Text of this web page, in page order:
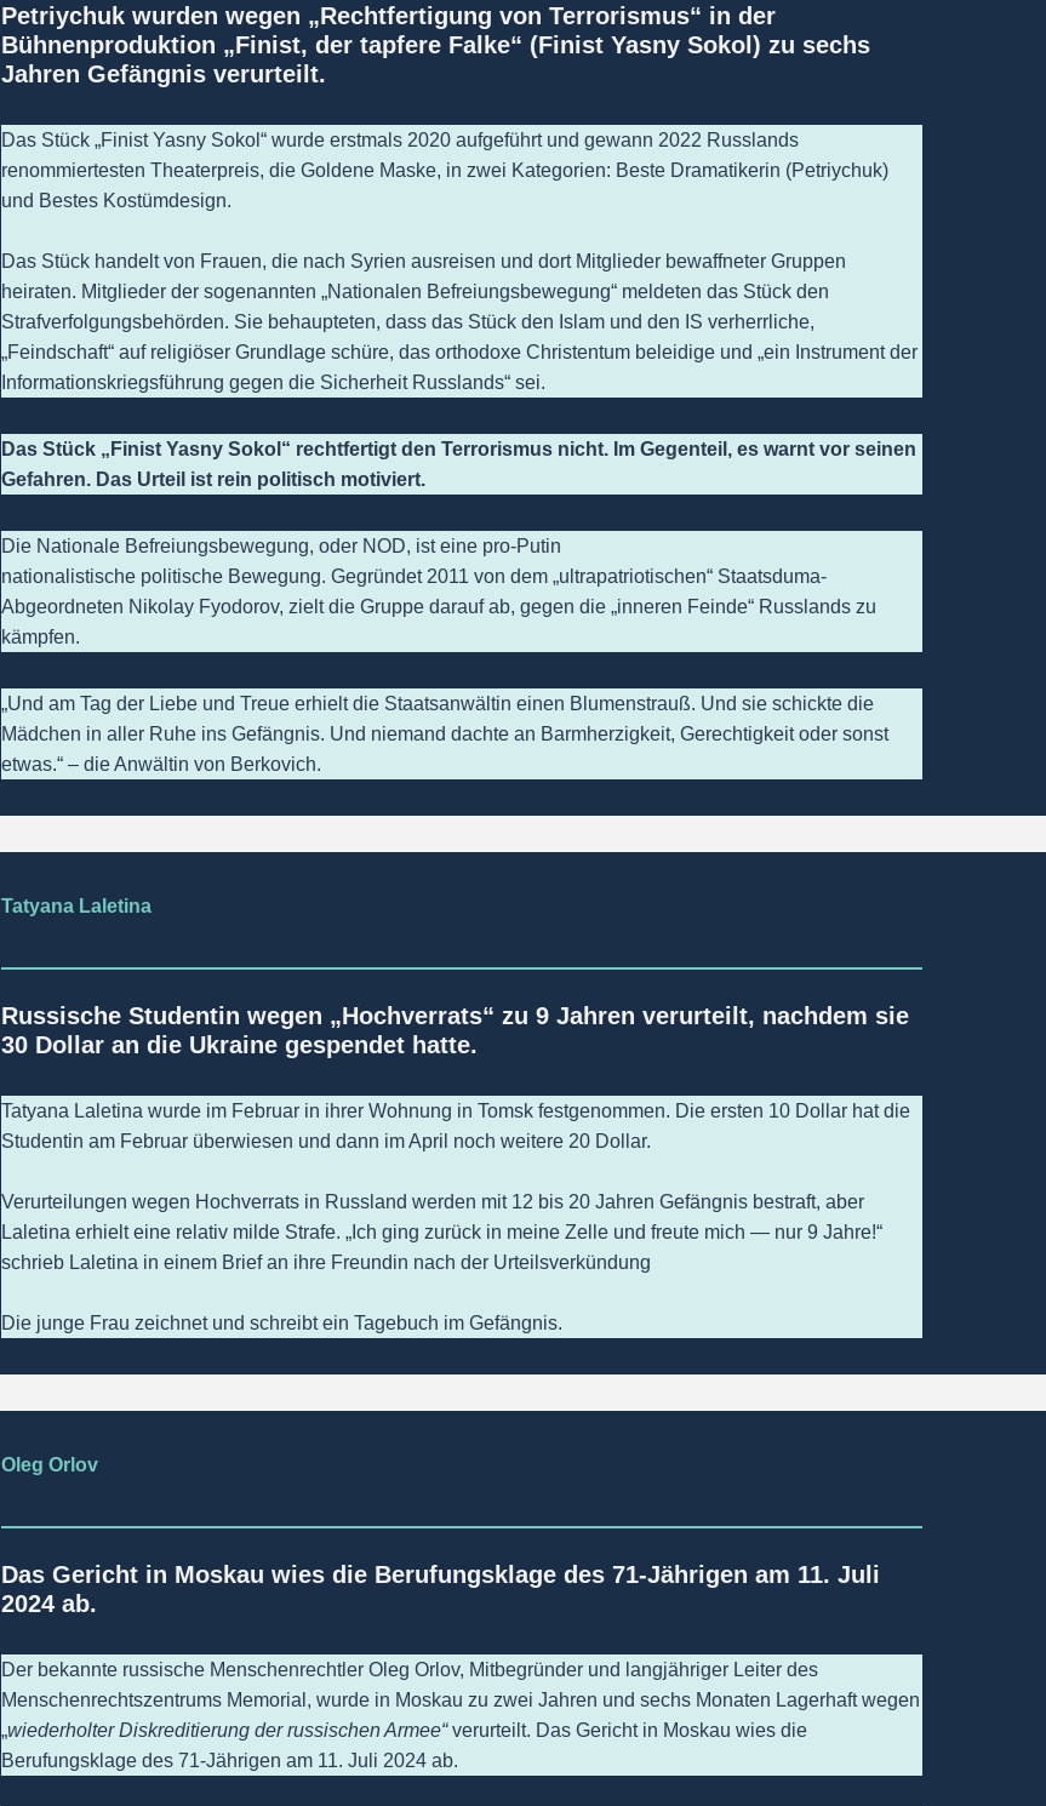
Petriychukwurden wegen „Rechtfertigung von Terrorismus“ in der
Bühnenproduktion „Finist, der tapfere Falke“ (Finist Yasny Sokol) zu sechs
Jahren Gefängnis verurteilt.
Das Stück „Finist Yasny Sokol“ wurde erstmals 2020 aufgeführt und gewann 2022 Russlands
renommiertesten Theaterpreis, die Goldene Maske, in zwei Kategorien: Beste Dramatikerin (Petriychuk)
und Bestes Kostümdesign.
Das Stück handelt von Frauen, die nach Syrien ausreisen und dort Mitglieder bewaffneter Gruppen
heiraten. Mitglieder der sogenannten „Nationalen Befreiungsbewegung“ meldeten das Stück den
Strafverfolgungsbehörden. Sie behaupteten, dass das Stück den Islam und den IS verherrliche,
„Feindschaft“ auf religiöser Grundlage schüre, das orthodoxe Christentum beleidige und „ein Instrument der
Informationskriegsführung gegen die Sicherheit Russlands“ sei.
Das Stück „Finist Yasny Sokol“ rechtfertigt den Terrorismus nicht. Im Gegenteil, es warnt vor seinen
Gefahren. Das Urteil ist rein politisch motiviert.
Die Nationale Befreiungsbewegung, oder NOD, ist eine pro-Putin
nationalistische politische Bewegung. Gegründet 2011 von dem „ultrapatriotischen“ Staatsduma-
Abgeordneten Nikolay Fyodorov, zielt die Gruppe darauf ab, gegen die „inneren Feinde“ Russlands zu
kämpfen.
„Und am Tag der Liebe und Treue erhielt die Staatsanwältin einen Blumenstrauß. Und sie schickte die
Mädchen in aller Ruhe ins Gefängnis. Und niemand dachte an Barmherzigkeit, Gerechtigkeit oder sonst
etwas.“ – die Anwältin von Berkovich.
Tatyana Laletina
Russische Studentin wegen „Hochverrats“ zu 9 Jahren verurteilt, nachdem sie
30 Dollar an die Ukraine gespendet hatte.
Tatyana Laletina wurde im Februar in ihrer Wohnung in Tomsk festgenommen. Die ersten 10 Dollar hat die
Studentin am Februar überwiesen und dann im April noch weitere 20 Dollar.
Verurteilungen wegen Hochverrats in Russland werden mit 12 bis 20 Jahren Gefängnis bestraft, aber
Laletina erhielt eine relativ milde Strafe. „Ich ging zurück in meine Zelle und freute mich — nur 9 Jahre!“
schrieb Laletina in einem Brief an ihre Freundin nach der Urteilsverkündung
Die junge Frau zeichnet und schreibt ein Tagebuch im Gefängnis.
Oleg Orlov
Das Gericht in Moskau wies die Berufungsklage des 71-Jährigen am 11. Juli
2024 ab.
Der bekannte russische Menschenrechtler Oleg Orlov, Mitbegründer und langjähriger Leiter des
Menschenrechtszentrums Memorial, wurde in Moskau zu zwei Jahren und sechs Monaten Lagerhaft wegen
„wiederholter Diskreditierung der russischen Armee“verurteilt. Das Gericht in Moskau wies die
Berufungsklage des 71-Jährigen am 11. Juli 2024 ab.